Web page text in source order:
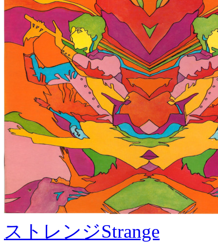
ストレンジStrange